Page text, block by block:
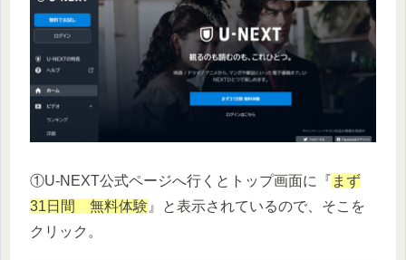
①U-NEXT公式ページへ行くとトップ画面に『 まず
31日間 無料体験 』と表示されているので、そこを
クリック。